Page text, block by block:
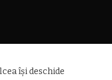
își deschide